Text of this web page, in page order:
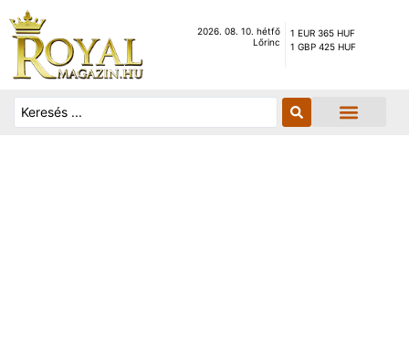
2026. 08. 10. hétfő
Lőrinc
1 EUR 365 HUF
1 GBP 425 HUF